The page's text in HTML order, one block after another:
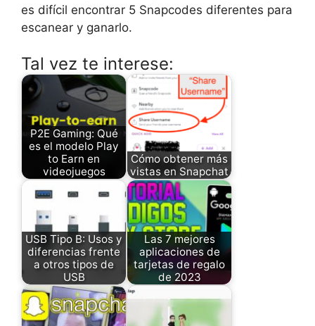
es difícil encontrar 5 Snapcodes diferentes para
escanear y ganarlo.
Tal vez te interese:
P2E Gaming: Qué
es el modelo Play
to Earn en
videojuegos
Cómo obtener más
vistas en Snapchat
USB Tipo B: Usos y
diferencias frente
a otros tipos de
USB
Las 7 mejores
aplicaciones de
tarjetas de regalo
de 2023